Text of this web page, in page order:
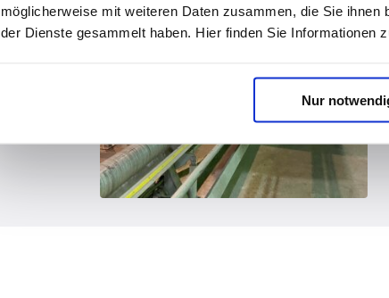
möglicherweise mit weiteren Daten zusammen, die Sie
der Dienste gesammelt haben. Hier finden Sie Informationen
Nur